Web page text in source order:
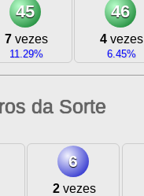
45
7 vezes
11.29%
46
4 vezes
6.45%
da Sorte
6
2vezes